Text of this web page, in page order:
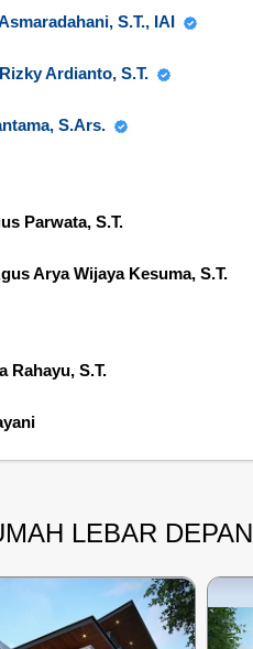
S.T., IAI
Ardianto, S.T.
S.Ars.
Parwata, S.T.
Arya Wijaya Kesuma, S.T.
Rahayu, S.T.
LEBAR DEPAN